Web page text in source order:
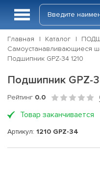
Главная Каталог
Самоустанавливающиеся
Подшипник GPZ-34 1210
Подшипник GPZ-
Рейтинг 0.0
Товар заканчивается
Артикул: 1210 GPZ-34